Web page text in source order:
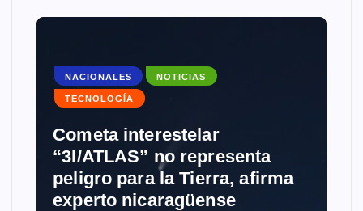
NACIONALES NOTICIAS
TECNOLOGÍA
Cometa interestelar
“3I/ATLAS” no representa
peligro para la Tierra, afirma
experto nicaragüense